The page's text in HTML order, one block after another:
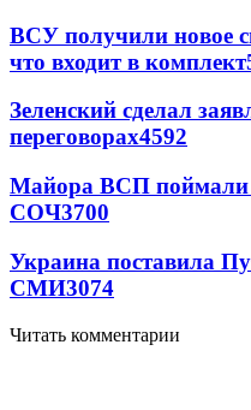
ВСУ получили новое
что входит в комплект
Зеленский сделал
переговорах4592
Майора ВСП
СОЧ3700
Украина поставила
СМИ3074
Читать комментарии